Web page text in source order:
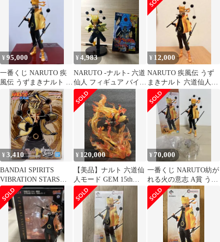
ナルト
¥95,000
一番くじ NARUTO 疾
風伝 うずまきナルト a
賞 フィギュア
¥4,983
NARUTO -ナルト- 六道
仙人 フィギュア バイブ
レーション クリア バー
ジョン
¥ 12,000
NARUTO 疾風伝 うず
まきナルト 六道仙人モ
ード フィギュア 海外
正規品
¥3,410
BANDAI SPIRITS
VIBRATION STARS
UZUMAKI NARUTO V
うずまきナルト (六道
仙人モード)
¥ 120,000
【美品】ナルト 六道仙
人モード GEM 15th
Anniversary
¥ 70,000
一番くじ NARUTO紡が
れる火の意志 A賞 うず
まきナルト 六道仙人モ
ード再販